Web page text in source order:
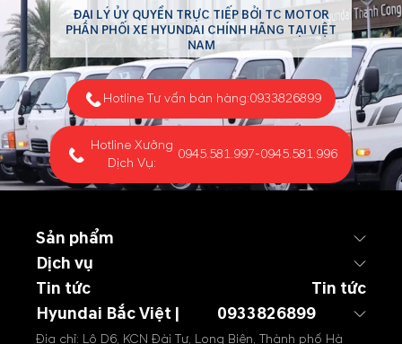
ĐẠI LÝ ỦY QUYỀN TRỰC TIẾP BỞI TC MOTOR
PHÂN PHỐI XE HYUNDAI CHÍNH HÃNG TẠI VIỆT
NAM
Hotline Tư vấn bán hàng:0933826899
Hotline Xưởng
Dịch Vụ:
0945.581.997-0945.581.996
Sản phẩm
Dịch vụ
Tin tức
Tin tức
Hyundai Bắc Việt |
0933826899
Địa chỉ: Lô D6, KCN Đài Tư, Long Biên, Thành phố Hà